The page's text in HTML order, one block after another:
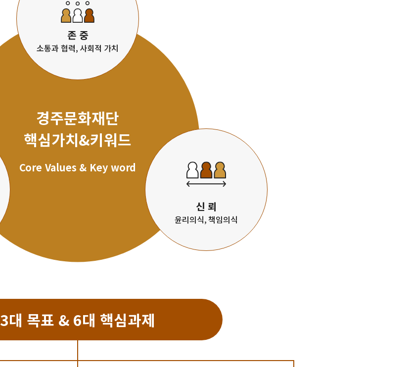
경주문화재단
핵심가치&키워드
Core Values & Key word
신 뢰
윤리의식, 책임의식
존 중
소통과 협력, 사회적 가치
3대 목표 & 6대 핵심과제